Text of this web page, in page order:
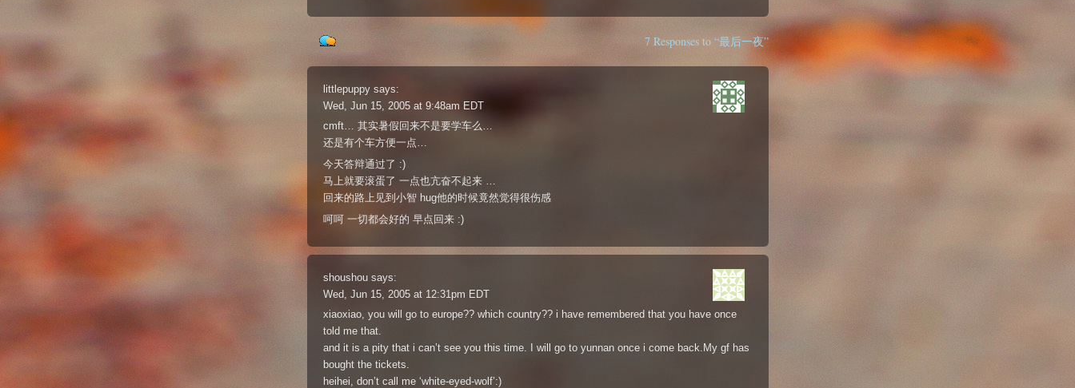
7 Responses to “最后一夜”
littlepuppy says:
Wed, Jun 15, 2005 at 9:48am EDT
cmft… 其实暑假回来不是要学车么…
还是有个车方便一点…
今天答辩通过了 :)
马上就要滚蛋了 一点也亢奋不起来 …
回来的路上见到小智 hug他的时候竟然觉得很伤感
呵呵 一切都会好的 早点回来 :)
shoushou says:
Wed, Jun 15, 2005 at 12:31pm EDT
xiaoxiao, you will go to europe?? which country?? i have remembered that you have once
told me that.
and it is a pity that i can’t see you this time. I will go to yunnan once i come back.My gf has
bought the tickets.
heihei, don’t call me ‘white-eyed-wolf’:)